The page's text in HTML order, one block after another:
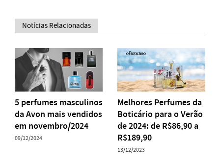
Notícias Relacionadas
5 perfumes masculinos
da Avon mais vendidos
em novembro/2024
09/12/2024
Melhores Perfumes da
Boticário para o Verão
de 2024: de R$86,90 a
R$189,90
13/12/2023